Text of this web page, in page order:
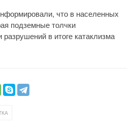
что в населенных
подземные толчки
в итоге катаклизма